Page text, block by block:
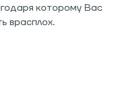
которому Вас
врасплох.